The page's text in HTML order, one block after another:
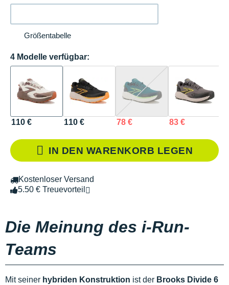
Größentabelle
4 Modelle verfügbar:
110 € 110 € 78 € 83 €
IN DEN WARENKORB LEGEN
Kostenloser Versand
5.50 € Treuevorteil
Die Meinung des i-Run-
Teams
Mit seiner hybriden Konstruktion ist der Brooks Divide 6